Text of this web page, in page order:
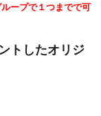
ープで１つまでで可
トしたオリジ